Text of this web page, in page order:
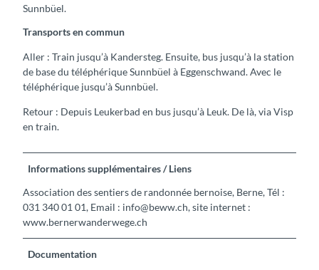
Sunnbüel.
Transports en commun
Aller : Train jusqu’à Kandersteg. Ensuite, bus jusqu’à la station
de base du téléphérique Sunnbüel à Eggenschwand. Avec le
téléphérique jusqu’à Sunnbüel.
Retour : Depuis Leukerbad en bus jusqu’à Leuk. De là, via Visp
en train.
Informations supplémentaires / Liens
Association des sentiers de randonnée bernoise, Berne, Tél :
031 340 01 01, Email : info@beww.ch, site internet :
www.bernerwanderwege.ch
Documentation